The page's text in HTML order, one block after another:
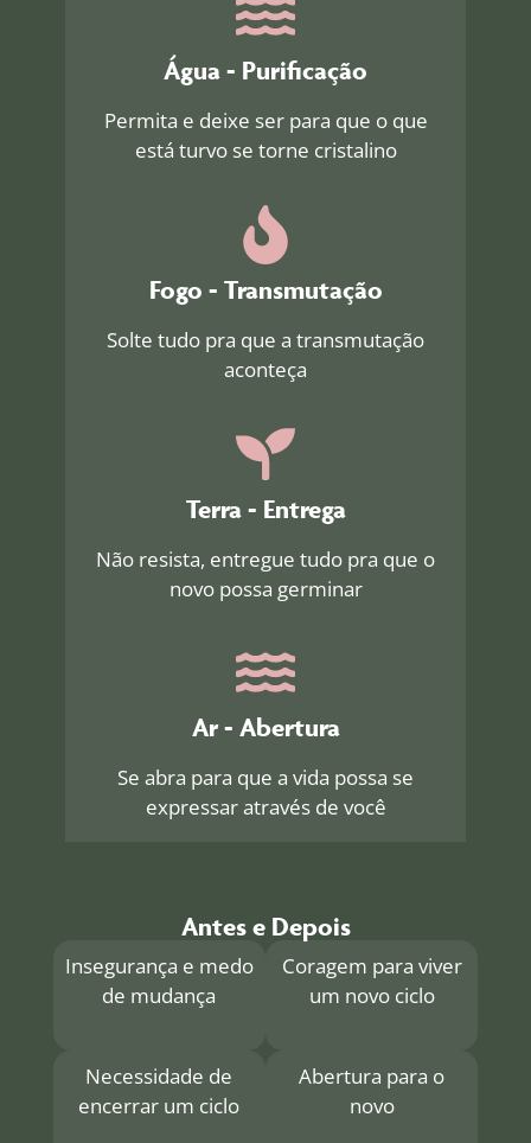
Água - Purificação
Permita e deixe ser para que o que
está turvo se torne cristalino
Fogo - Transmutação
Solte tudo pra que a transmutação
aconteça
Terra - Entrega
Não resista, entregue tudo pra que o
novo possa germinar
Ar - Abertura
Se abra para que a vida possa se
expressar através de você
Antes e Depois
Insegurança e medo
de mudança
Coragem para viver
um novo ciclo
Necessidade de
encerrar um ciclo
Abertura para o
novo